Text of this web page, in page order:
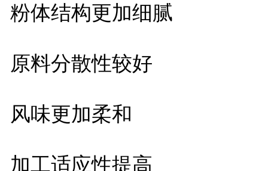
粉体结构更加细腻
原料分散性较好
风味更加柔和
加工适应性提高